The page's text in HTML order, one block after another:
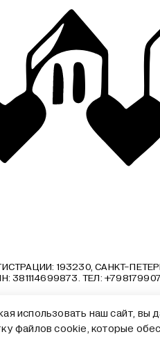
193230, САНКТ-
381114699873. ТЕЛ:
Образовательные программы
использовать наш сайт, вы
файлов cookie, которые